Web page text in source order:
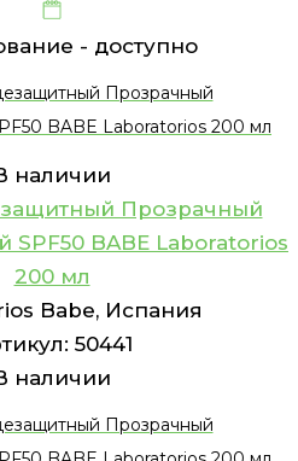
- доступно
Прозрачный
BABE Laboratorios 200 мл
наличии
Прозрачный
SPF50 BABE Laboratorios
200 мл
Babe, Испания
50441
наличии
Прозрачный